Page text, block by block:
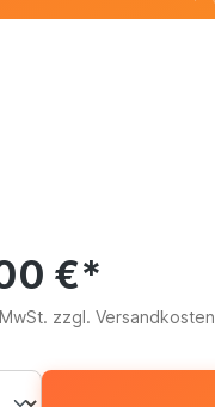
€*
zzgl. Versandkosten